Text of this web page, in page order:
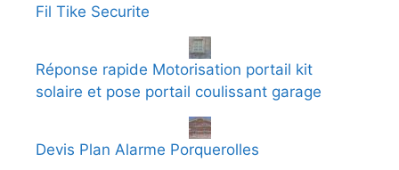
Fil Tike Securite
Réponse rapide Motorisation portail kit
solaire et pose portail coulissant garage
Devis Plan Alarme Porquerolles